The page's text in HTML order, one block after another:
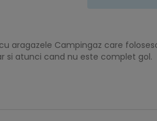
aragazele Campingaz care
si atunci cand nu este complet gol.